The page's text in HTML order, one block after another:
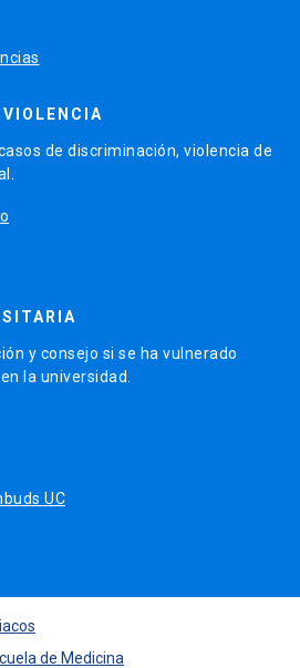
de discriminación, violencia de
y consejo si se ha vulnerado
la universidad.
UC
de Medicina